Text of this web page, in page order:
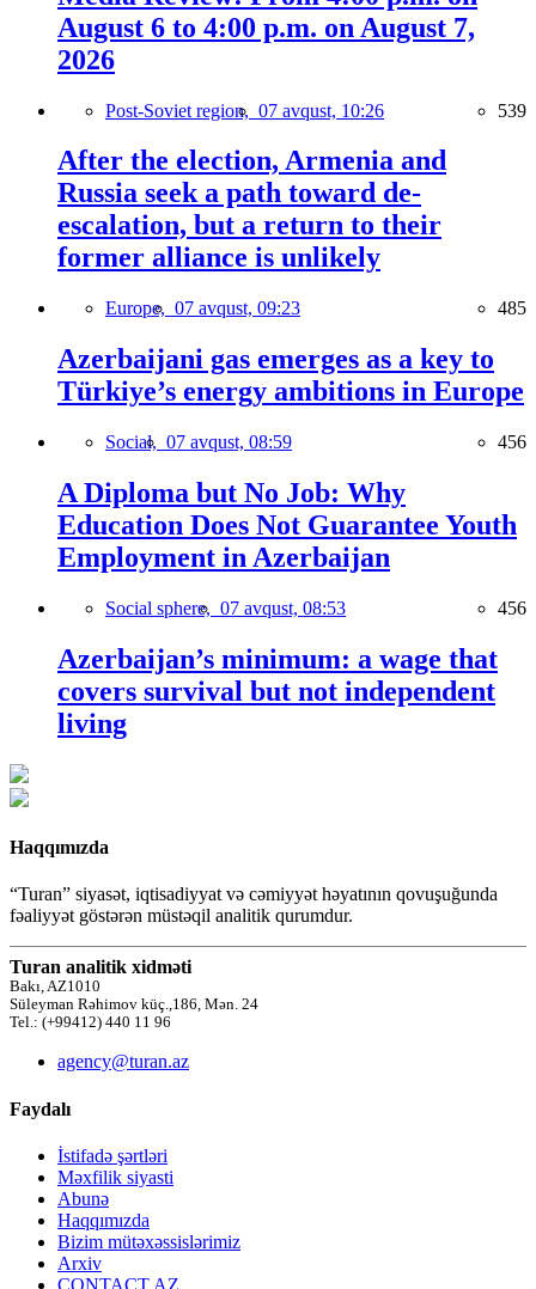
August 6 to 4:00 p.m. on August 7,
2026
Post-Soviet region, 07 avqust, 10:26 539
After the election, Armenia and
Russia seek a path toward de-
escalation, but a return to their
former alliance is unlikely
Europe, 07 avqust, 09:23 485
Azerbaijani gas emerges as a key to
Türkiye’s energy ambitions in Europe
Social, 07 avqust, 08:59 456
A Diploma but No Job: Why
Education Does Not Guarantee Youth
Employment in Azerbaijan
Social sphere, 07 avqust, 08:53 456
Azerbaijan’s minimum: a wage that
covers survival but not independent
living
Haqqımızda
“Turan” siyasət, iqtisadiyyat və cəmiyyət həyatının qovuşuğunda
fəaliyyət göstərən müstəqil analitik qurumdur.
Turan analitik xidməti
Bakı, AZ1010
Süleyman Rəhimov küç.,186, Mən. 24
Tel.: (+99412) 440 11 96
agency@turan.az
Faydalı
İstifadə şərtləri
Məxfilik siyasti
Abunə
Haqqımızda
Bizim mütəxəssislərimiz
Arxiv
CONTACT AZ